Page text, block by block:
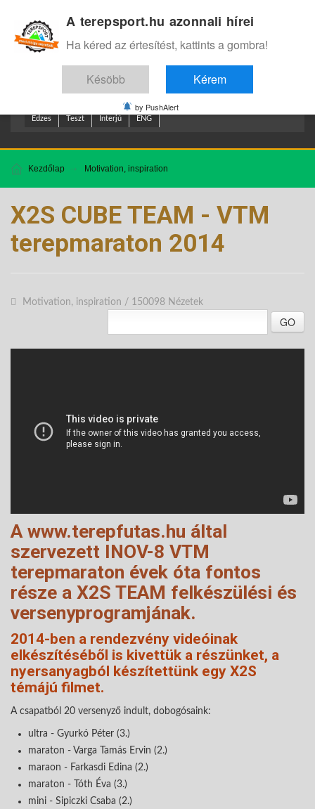
Edzes Teszt Interjú ENG
Kezdőlap Motivation, inspiration
X2S CUBE TEAM - VTM
terepmaraton 2014
Motivation, inspiration / 150098 Nézetek
GO
A www.terepfutas.hu által
szervezett INOV-8 VTM
terepmaraton évek óta fontos
része a X2S TEAM felkészülési és
versenyprogramjának.
2014-ben a rendezvény videóinak
elkészítéséből is kivettük a részünket, a
nyersanyagból készítettünk egy X2S
témájú filmet.
A csapatból 20 versenyző indult, dobogósaink:
ultra - Gyurkó Péter (3.)
maraton - Varga Tamás Ervin (2.)
maraon - Farkasdi Edina (2.)
maraton - Tóth Éva (3.)
mini - Sipiczki Csaba (2.)
A terepsport.hu azonnali hírei
Ha kéred az értesítést, kattints a gombra!
Késöbb Kérem
by PushAlert